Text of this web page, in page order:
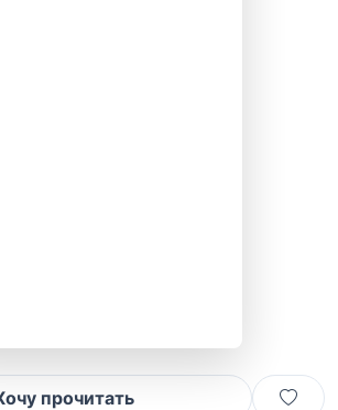
прочитать